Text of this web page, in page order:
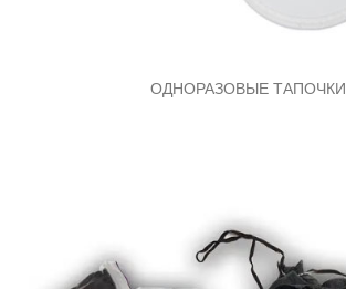
ОДНОРАЗОВЫЕ ТАПОЧКИ